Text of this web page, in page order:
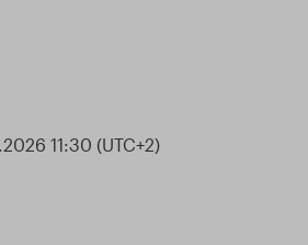
11:30 (UTC+2)